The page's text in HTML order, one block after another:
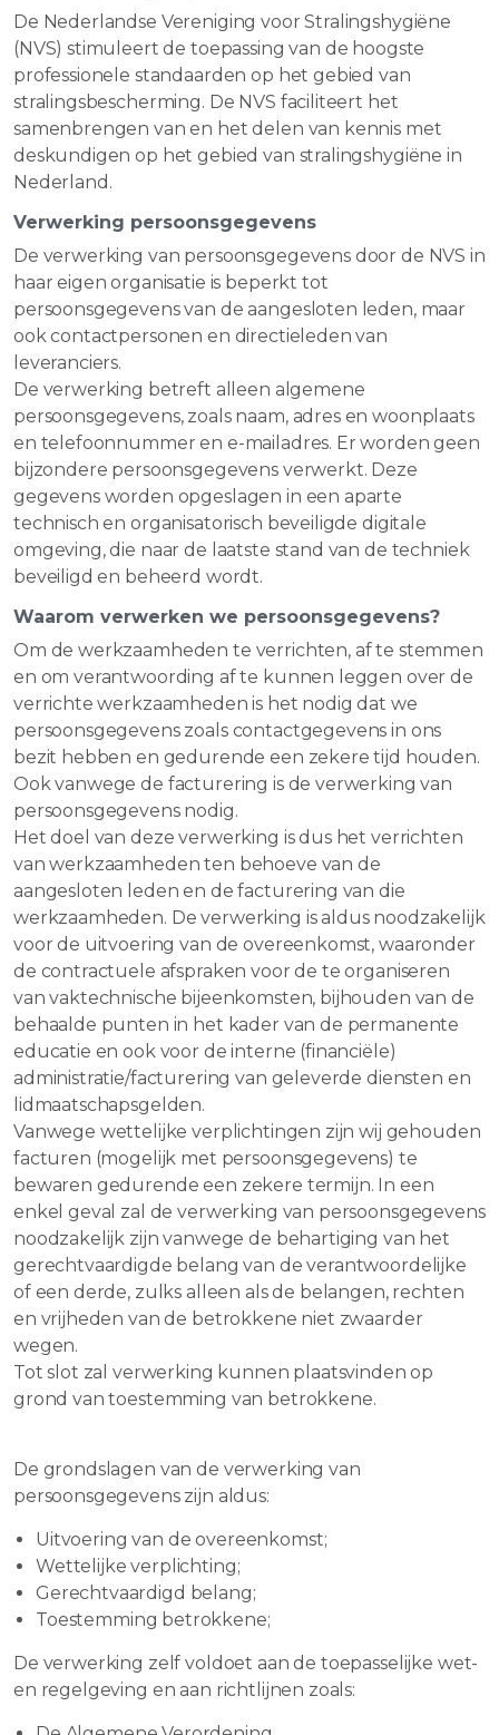
De Nederlandse Vereniging voor Stralingshygiëne
(NVS) stimuleert de toepassing van de hoogste
professionele standaarden op het gebied van
stralingsbescherming. De NVS faciliteert het
samenbrengen van en het delen van kennis met
deskundigen op het gebied van stralingshygiëne in
Nederland.
Verwerking persoonsgegevens
De verwerking van persoonsgegevens door de NVS in
haar eigen organisatie is beperkt tot
persoonsgegevens van de aangesloten leden, maar
ook contactpersonen en directieleden van
leveranciers.
De verwerking betreft alleen algemene
persoonsgegevens, zoals naam, adres en woonplaats
en telefoonnummer en e-mailadres. Er worden geen
bijzondere persoonsgegevens verwerkt. Deze
gegevens worden opgeslagen in een aparte
technisch en organisatorisch beveiligde digitale
omgeving, die naar de laatste stand van de techniek
beveiligd en beheerd wordt.
Waarom verwerken we persoonsgegevens?
Om de werkzaamheden te verrichten, af te stemmen
en om verantwoording af te kunnen leggen over de
verrichte werkzaamheden is het nodig dat we
persoonsgegevens zoals contactgegevens in ons
bezit hebben en gedurende een zekere tijd houden.
Ook vanwege de facturering is de verwerking van
persoonsgegevens nodig.
Het doel van deze verwerking is dus het verrichten
van werkzaamheden ten behoeve van de
aangesloten leden en de facturering van die
werkzaamheden. De verwerking is aldus noodzakelijk
voor de uitvoering van de overeenkomst, waaronder
de contractuele afspraken voor de te organiseren
van vaktechnische bijeenkomsten, bijhouden van de
behaalde punten in het kader van de permanente
educatie en ook voor de interne (financiële)
administratie/facturering van geleverde diensten en
lidmaatschapsgelden.
Vanwege wettelijke verplichtingen zijn wij gehouden
facturen (mogelijk met persoonsgegevens) te
bewaren gedurende een zekere termijn. In een
enkel geval zal de verwerking van persoonsgegevens
noodzakelijk zijn vanwege de behartiging van het
gerechtvaardigde belang van de verantwoordelijke
of een derde, zulks alleen als de belangen, rechten
en vrijheden van de betrokkene niet zwaarder
wegen.
Tot slot zal verwerking kunnen plaatsvinden op
grond van toestemming van betrokkene.
De grondslagen van de verwerking van
persoonsgegevens zijn aldus:
Uitvoering van de overeenkomst;
Wettelijke verplichting;
Gerechtvaardigd belang;
Toestemming betrokkene;
De verwerking zelf voldoet aan de toepasselijke wet-
en regelgeving en aan richtlijnen zoals: